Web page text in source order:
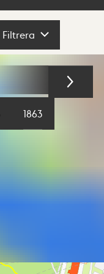
Filtrera
1863